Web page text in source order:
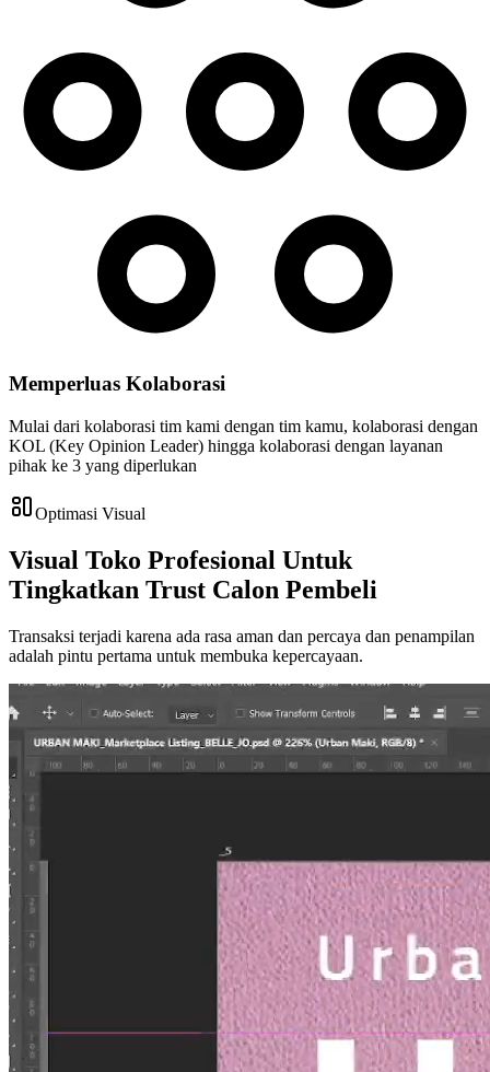
Memperluas Kolaborasi
Mulai dari kolaborasi tim kami dengan tim kamu, kolaborasi dengan
KOL (Key Opinion Leader) hingga kolaborasi dengan layanan
pihak ke 3 yang diperlukan
Optimasi Visual
Visual Toko Profesional Untuk
Tingkatkan Trust Calon Pembeli
Transaksi terjadi karena ada rasa aman dan percaya dan penampilan
adalah pintu pertama untuk membuka kepercayaan.